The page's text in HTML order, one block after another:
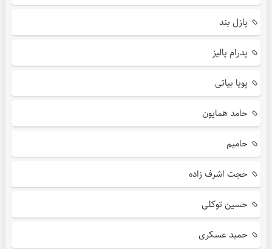
پازل بند
پدرام پالیز
پویا بیاتی
حامد همایون
حامیم
حجت اشرف زاده
حسین توکلی
حمید عسکری